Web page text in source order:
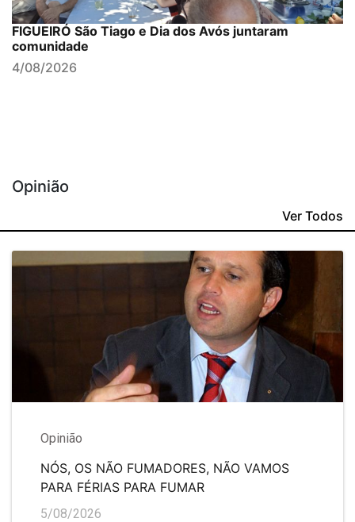
FIGUEIRÓ São Tiago e Dia dos Avós juntaram
comunidade
4/08/2026
Opinião
Ver Todos
Opinião
NÓS, OS NÃO FUMADORES, NÃO VAMOS
PARA FÉRIAS PARA FUMAR
5/08/2026